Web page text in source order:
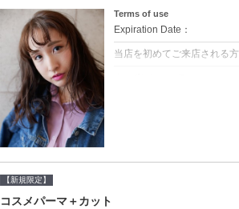
Terms of use
Expiration Date：
当店を初めてご来店される方
【新規限定】
コスメパーマ＋カット